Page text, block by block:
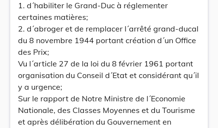
1. d´habiliter le Grand-Duc à réglementer
certaines matières;
2. d´abroger et de remplacer l´arrêté grand-ducal
du 8 novembre 1944 portant création d´un Office
des Prix;
Vu l´article 27 de la loi du 8 février 1961 portant
organisation du Conseil d´Etat et considérant qu´il
y a urgence;
Sur le rapport de Notre Ministre de l´Economie
Nationale, des Classes Moyennes et du Tourisme
et après délibération du Gouvernement en